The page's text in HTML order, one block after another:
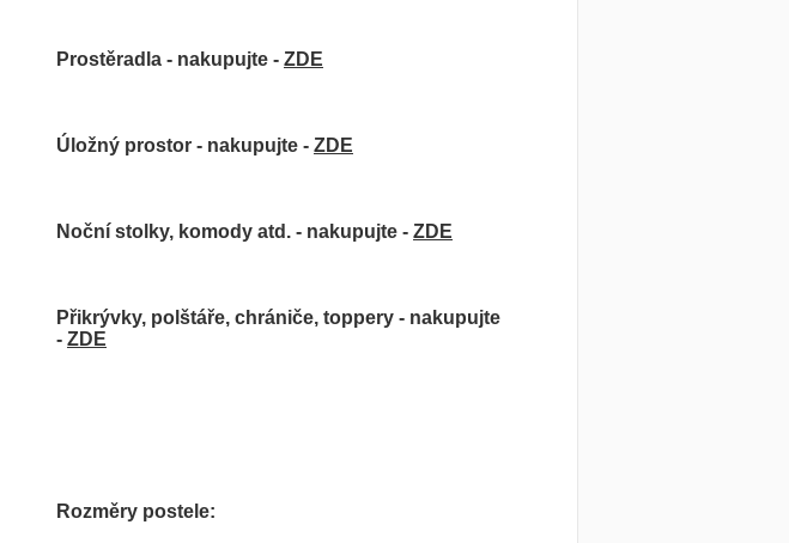
Prostěradla - nakupujte - ZDE
Úložný prostor - nakupujte - ZDE
Noční stolky, komody atd. - nakupujte - ZDE
Přikrývky, polštáře, chrániče, toppery - nakupujte
- ZDE
Rozměry postele: